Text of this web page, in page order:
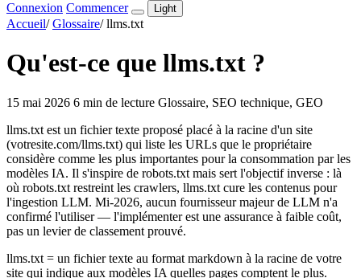
Connexion Commencer Light
Accueil/ Glossaire/ llms.txt
Qu'est-ce que llms.txt ?
15 mai 2026 6 min de lecture Glossaire, SEO technique, GEO
llms.txt est un fichier texte proposé placé à la racine d'un site
(votresite.com/llms.txt) qui liste les URLs que le propriétaire
considère comme les plus importantes pour la consommation par les
modèles IA. Il s'inspire de robots.txt mais sert l'objectif inverse : là
où robots.txt restreint les crawlers, llms.txt cure les contenus pour
l'ingestion LLM. Mi-2026, aucun fournisseur majeur de LLM n'a
confirmé l'utiliser — l'implémenter est une assurance à faible coût,
pas un levier de classement prouvé.
llms.txt = un fichier texte au format markdown à la racine de votre
site qui indique aux modèles IA quelles pages comptent le plus.